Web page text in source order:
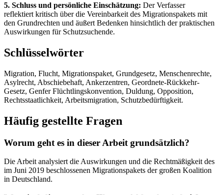
5. Schluss und persönliche Einschätzung: Der Verfasser
reflektiert kritisch über die Vereinbarkeit des Migrationspakets mit
den Grundrechten und äußert Bedenken hinsichtlich der praktischen
Auswirkungen für Schutzsuchende.
Schlüsselwörter
Migration, Flucht, Migrationspaket, Grundgesetz, Menschenrechte,
Asylrecht, Abschiebehaft, Ankerzentren, Geordnete-Rückkehr-
Gesetz, Genfer Flüchtlingskonvention, Duldung, Opposition,
Rechtsstaatlichkeit, Arbeitsmigration, Schutzbedürftigkeit.
Häufig gestellte Fragen
Worum geht es in dieser Arbeit grundsätzlich?
Die Arbeit analysiert die Auswirkungen und die Rechtmäßigkeit des
im Juni 2019 beschlossenen Migrationspakets der großen Koalition
in Deutschland.